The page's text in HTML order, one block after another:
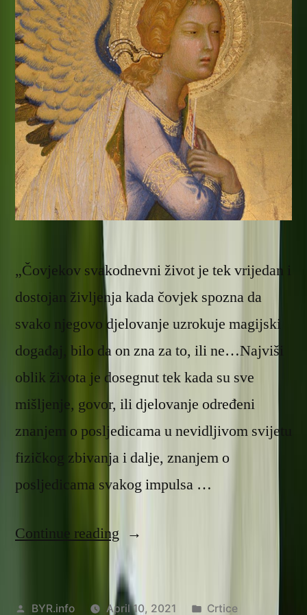
„Čovjekov svakodnevni život je tek vrijedan i
dostojan življenja kada čovjek spozna da
svako njegovo djelovanje uzrokuje magijski
događaj, bilo da on zna za to, ili ne…Najviši
oblik života je dosegnut tek kada su sve
mišljenje, govor, ili djelovanje određeni
znanjem o posljedicama u nevidljivom svijetu
fizičkog zbivanja i dalje, znanjem o
posljedicama svakog impulsa …
Continue reading “Magija”
Posted
BYR.info April 10, 2021 Posted
Crtice